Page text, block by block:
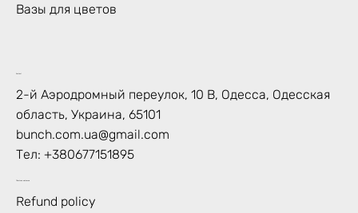
Вазы для цветов
Контакт
2-й Аэродромный переулок, 10 В, Одесса, Одесская
область, Украина, 65101
bunch.com.ua@gmail.com
Тел: +380677151895
Политика магазина
Refund policy